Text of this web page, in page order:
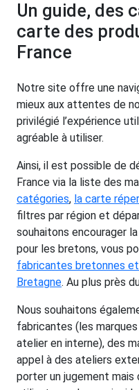
Un guide, des
carte des
France
Notre site offre une
mieux aux attentes de
privilégié l’expérience
agréable à utiliser.
Ainsi, il est possible de
France via la liste des
catégories, la carte
filtres par région et
souhaitons encourager
pour les bretons, vous
fabricantes bretonnes
Bretagne. Au plus près
Nous souhaitons
fabricantes (les
atelier en interne), des
appel à des ateliers
porter un jugement mais